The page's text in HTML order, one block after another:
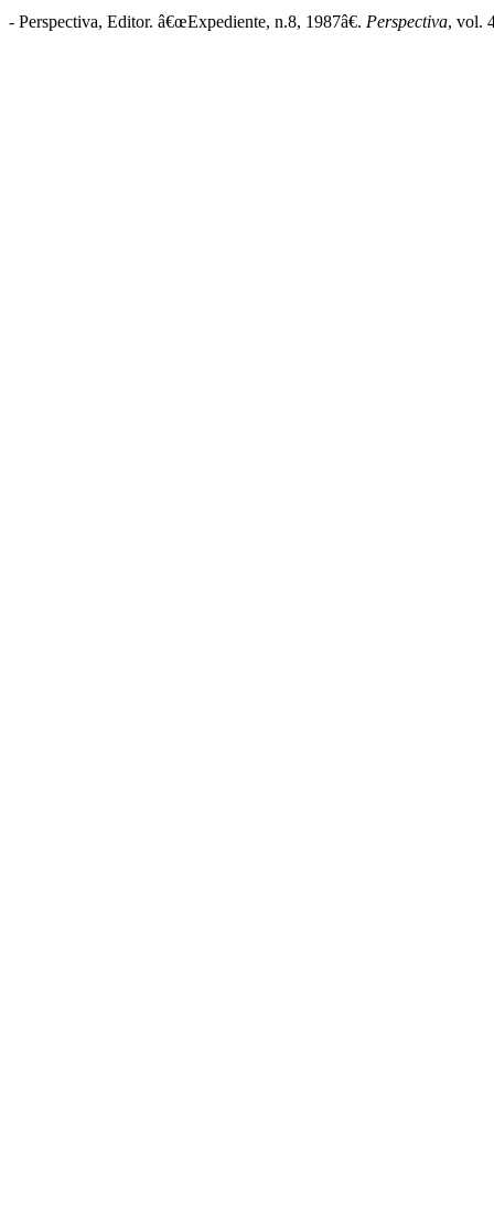
- Perspectiva, Editor. â€œExpediente, n.8, 1987â€. Perspectiva, vol.